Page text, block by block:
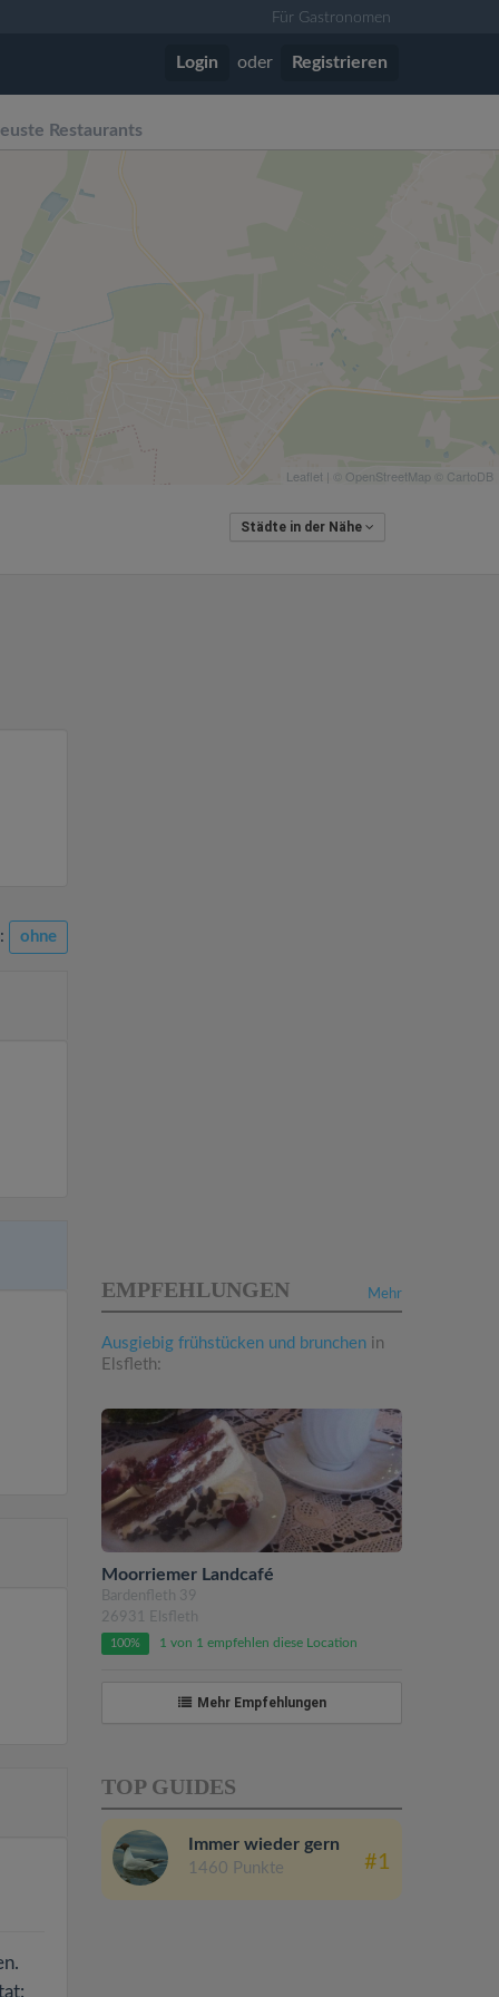
Für Gastronomen
Login oder Registrieren
Restaurants
Leaflet | © OpenStreetMap © CartoDB
Städte in der Nähe
ohne
Mehr
EMPFEHLUNGEN
Ausgiebig frühstücken und brunchen in
Elsfleth:
Moorriemer Landcafé
Bardenfleth 39
26931 Elsfleth
100% 1 von 1 empfehlen diese Location
Mehr Empfehlungen
TOP GUIDES
Immer wieder gern
1460 Punkte #1